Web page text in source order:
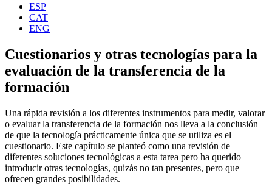
ESP
CAT
ENG
Cuestionarios y otras tecnologías para la
evaluación de la transferencia de la
formación
Una rápida revisión a los diferentes instrumentos para medir, valorar
o evaluar la transferencia de la formación nos lleva a la conclusión
de que la tecnología prácticamente única que se utiliza es el
cuestionario. Este capítulo se planteó como una revisión de
diferentes soluciones tecnológicas a esta tarea pero ha querido
introducir otras tecnologías, quizás no tan presentes, pero que
ofrecen grandes posibilidades.